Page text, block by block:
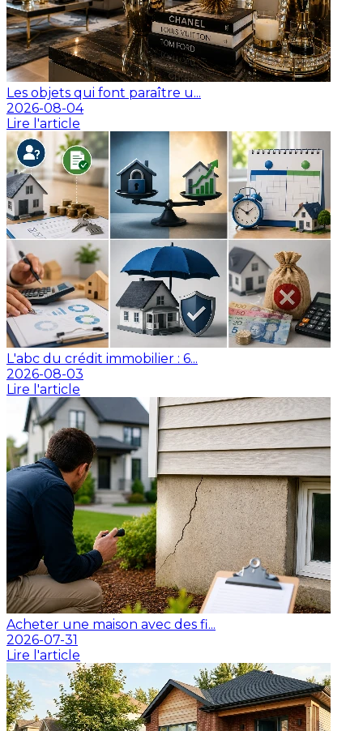
Les objets qui font paraître u...
2026-08-04
Lire l'article
L'abc du crédit immobilier : 6...
2026-08-03
Lire l'article
Acheter une maison avec des fi...
2026-07-31
Lire l'article